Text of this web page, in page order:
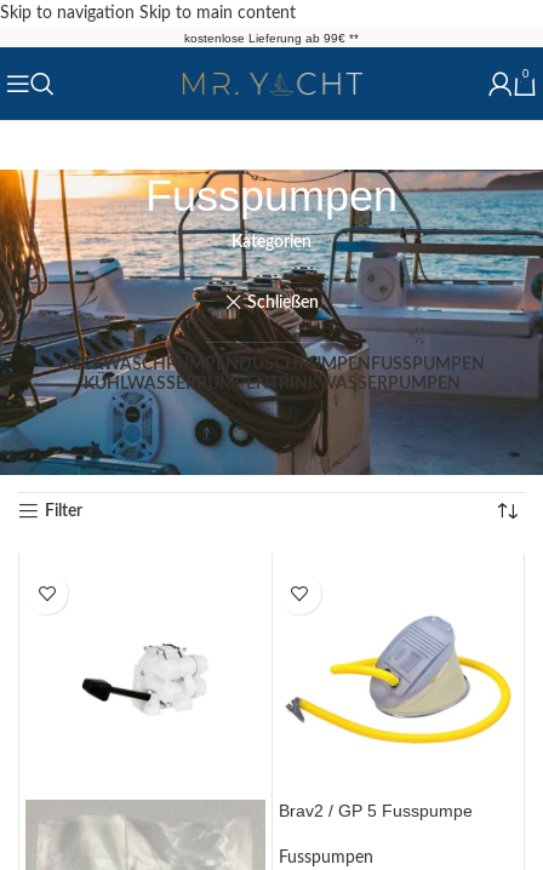
Skip to navigation Skip to main content
kostenlose Lieferung ab 99€ **
0
Fusspumpen
Kategorien
Schließen
DECKWASCHPUMPEN DUSCHPUMPEN FUSSPUMPEN
KÜHLWASSERPUMPENTRINKWASSERPUMPEN
Start
Shop / Sanitär / Pumpen Pumpen
Fusspumpen
Alle 3 Ergebnisse werden angezeigt
Filter
Brav2 / GP 5 Fusspumpe
Fusspumpen